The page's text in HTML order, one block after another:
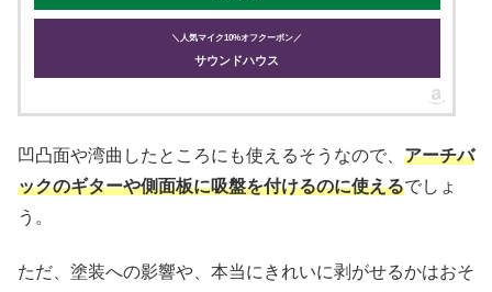
＼人気マイク10%オフクーポン／
サウンドハウス
凹凸面や湾曲したところにも使えるそうなので、 アーチバ
ックのギターや側面板に吸盤を付けるのに使えるでしょ
う。
ただ、塗装への影響や、本当にきれいに剥がせるかはおそ